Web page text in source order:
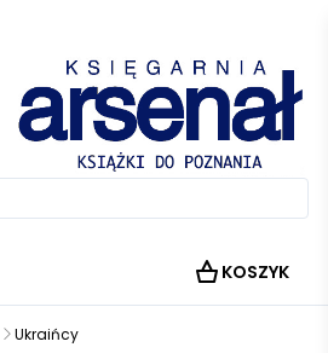
KOSZYK
Ukraińcy